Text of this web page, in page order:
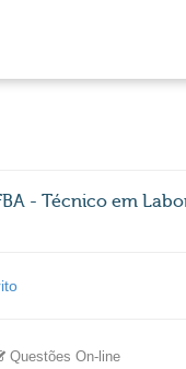
- Técnico em
Questões On-line